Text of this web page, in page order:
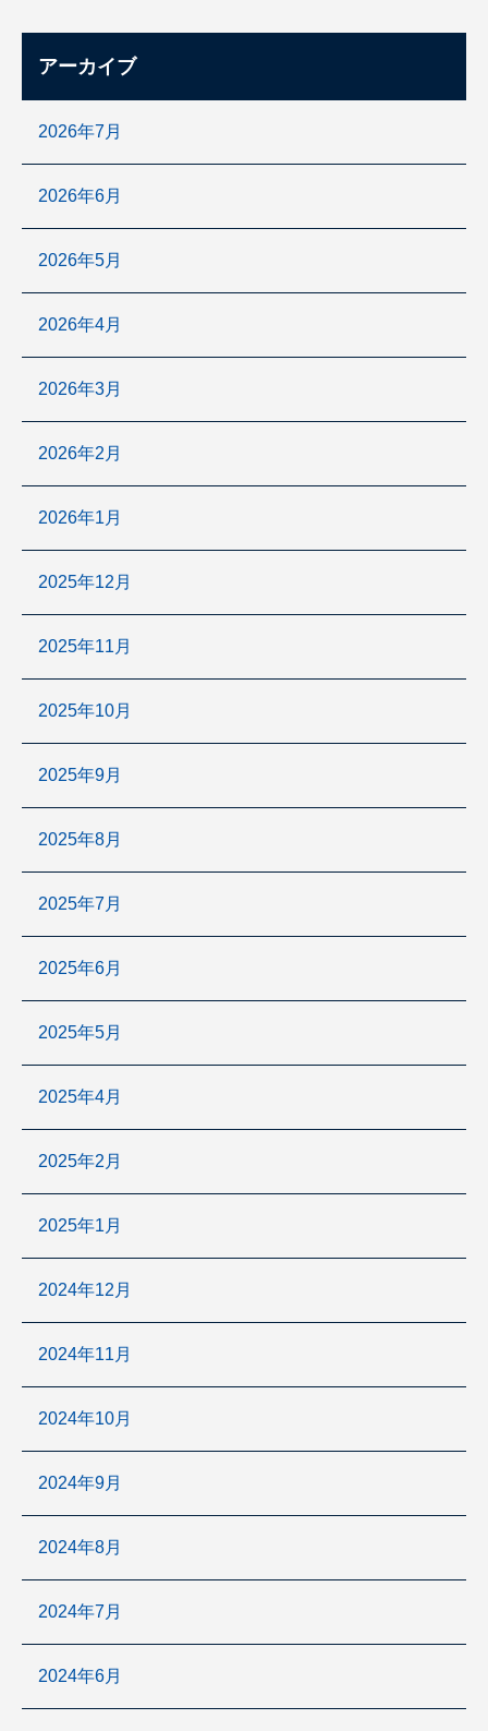
アーカイブ
2026年7月
2026年6月
2026年5月
2026年4月
2026年3月
2026年2月
2026年1月
2025年12月
2025年11月
2025年10月
2025年9月
2025年8月
2025年7月
2025年6月
2025年5月
2025年4月
2025年2月
2025年1月
2024年12月
2024年11月
2024年10月
2024年9月
2024年8月
2024年7月
2024年6月